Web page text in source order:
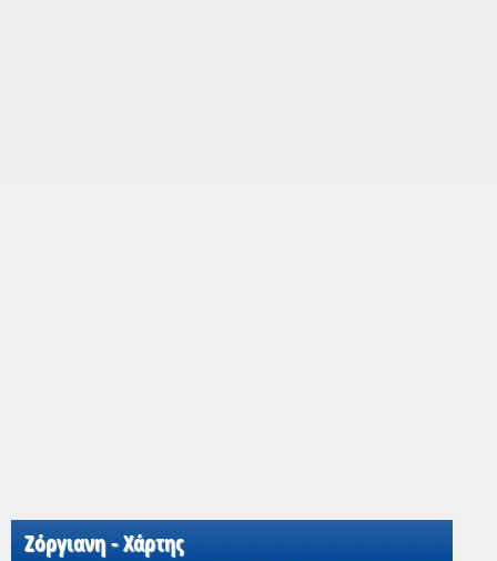
Ζόργιανη - Χάρτης